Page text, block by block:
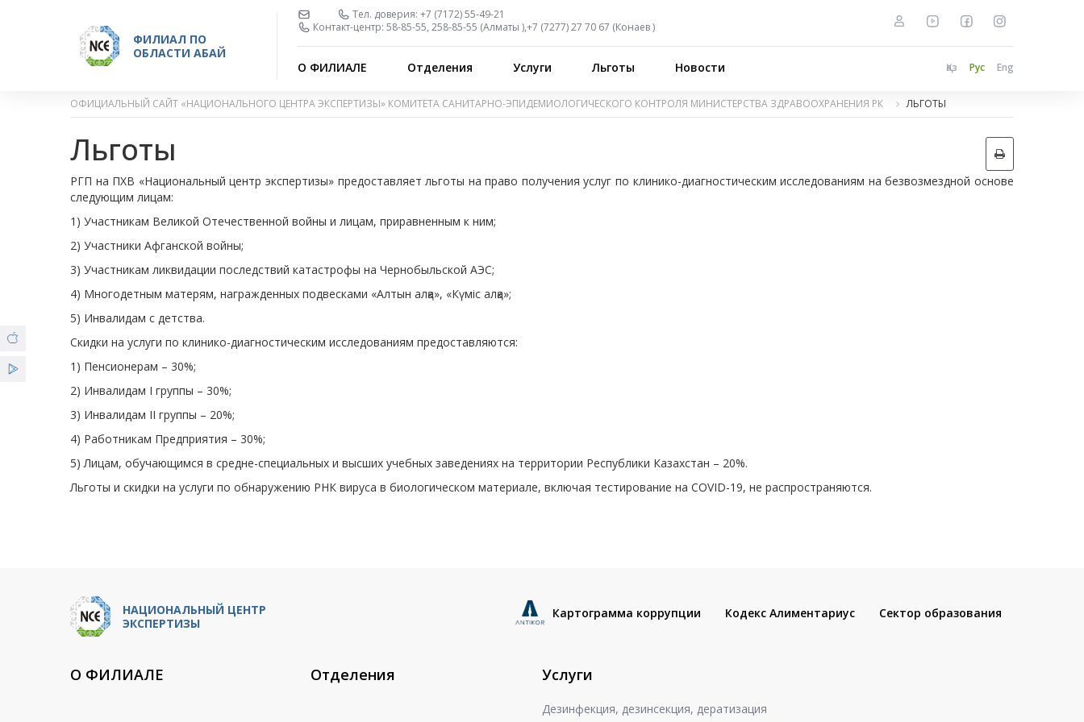
ФИЛИАЛ ПО
ОБЛАСТИ АБАЙ
Тел. доверия: +7 (7172) 55-49-21
Контакт-центр: 58-85-55, 258-85-55 (Алматы ),+7 (7277) 27 70 67 (Конаев)
О ФИЛИАЛЕ Отделения Услуги Льготы Новости Қаз Рус Eng
ОФИЦИАЛЬНЫЙ САЙТ «НАЦИОНАЛЬНОГО ЦЕНТРА ЭКСПЕРТИЗЫ» КОМИТЕТА САНИТАРНО-ЭПИДЕМИОЛОГИЧЕСКОГО КОНТРОЛЯ МИНИСТЕРСТВА ЗДРАВООХРАНЕНИЯ РК ЛЬГОТЫ
Льготы
РГП на ПХВ «Национальный центр экспертизы» предоставляет льготы на право получения услуг по клинико-диагностическим исследованиям на безвозмездной основе
следующим лицам:
1) Участникам Великой Отечественной войны и лицам, приравненным к ним;
2) Участники Афганской войны;
3) Участникам ликвидации последствий катастрофы на Чернобыльской АЭС;
4) Многодетным матерям, награжденных подвесками «Алтын алқа», «Күміс алқа»;
5) Инвалидам с детства.
Скидки на услуги по клинико-диагностическим исследованиям предоставляются:
1) Пенсионерам – 30%;
2) Инвалидам I группы – 30%;
3) Инвалидам II группы – 20%;
4) Работникам Предприятия – 30%;
5) Лицам, обучающимся в средне-специальных и высших учебных заведениях на территории Республики Казахстан – 20%.
Льготы и скидки на услуги по обнаружению РНК вируса в биологическом материале, включая тестирование на COVID-19, не распространяются.
НАЦИОНАЛЬНЫЙ ЦЕНТР
ЭКСПЕРТИЗЫ
Картограмма коррупции Кодекс Алиментариус Сектор образования
О ФИЛИАЛЕ Отделения Услуги
Дезинфекция, дезинсекция, дератизация